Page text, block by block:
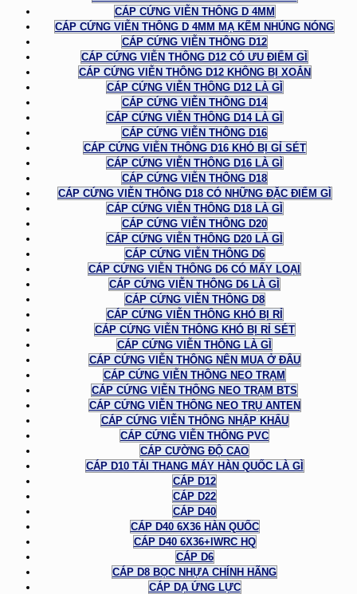
CÁP CỨNG VIỄN THÔNG D 4MM
CÁP CỨNG VIỄN THÔNG D 4MM MẠ KẼM NHÚNG NÓNG
CÁP CỨNG VIỄN THÔNG D12
CÁP CỨNG VIỄN THÔNG D12 CÓ ƯU ĐIỂM GÌ
CÁP CỨNG VIỄN THÔNG D12 KHÔNG BỊ XOẮN
CÁP CỨNG VIỄN THÔNG D12 LÀ GÌ
CÁP CỨNG VIỄN THÔNG D14
CÁP CỨNG VIỄN THÔNG D14 LÀ GÌ
CÁP CỨNG VIỄN THÔNG D16
CÁP CỨNG VIỄN THÔNG D16 KHÓ BỊ GỈ SÉT
CÁP CỨNG VIỄN THÔNG D16 LÀ GÌ
CÁP CỨNG VIỄN THÔNG D18
CÁP CỨNG VIỄN THÔNG D18 CÓ NHỮNG ĐẶC ĐIỂM GÌ
CÁP CỨNG VIỄN THÔNG D18 LÀ GÌ
CÁP CỨNG VIỄN THÔNG D20
CÁP CỨNG VIỄN THÔNG D20 LÀ GÌ
CÁP CỨNG VIỄN THÔNG D6
CÁP CỨNG VIỄN THÔNG D6 CÓ MẤY LOẠI
CÁP CỨNG VIỄN THÔNG D6 LÀ GÌ
CÁP CỨNG VIỄN THÔNG D8
CÁP CỨNG VIỄN THÔNG KHÓ BỊ RỈ
CÁP CỨNG VIỄN THÔNG KHÓ BỊ RỈ SÉT
CÁP CỨNG VIỄN THÔNG LÀ GÌ
CÁP CỨNG VIỄN THÔNG NÊN MUA Ở ĐÂU
CÁP CỨNG VIỄN THÔNG NEO TRẠM
CÁP CỨNG VIỄN THÔNG NEO TRẠM BTS
CÁP CỨNG VIỄN THÔNG NEO TRỤ ANTEN
CÁP CỨNG VIỄN THÔNG NHẬP KHẨU
CÁP CỨNG VIỄN THÔNG PVC
CÁP CƯỜNG ĐỘ CAO
CÁP D10 TẢI THANG MÁY HÀN QUỐC LÀ GÌ
CÁP D12
CÁP D22
CÁP D40
CÁP D40 6X36 HÀN QUỐC
CÁP D40 6X36+IWRC HQ
CÁP D6
CÁP D8 BỌC NHỰA CHÍNH HÃNG
CÁP DẠ ỨNG LỰC